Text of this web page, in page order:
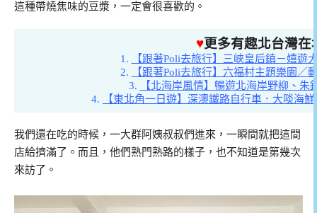
這種帶燒焦味的豆漿，一定會很喜歡的。
♥更多有趣北台灣在
1.
【跟著Poli去旅行】三峽皇后鎮－嬉遊
2.
【跟著Poli去旅行】六福村主題樂園／
3.
【北海岸風情】暢遊北海岸野柳、朱
4.
【東北角一日遊】深澳鐵路自行車．大啖海
我們還在吃的時候，一大群阿姨叔叔們進來，一瞬間就把這間
店給擠滿了。而且，他們熟門熟路的樣子，也不知道是第幾次
來訪了。